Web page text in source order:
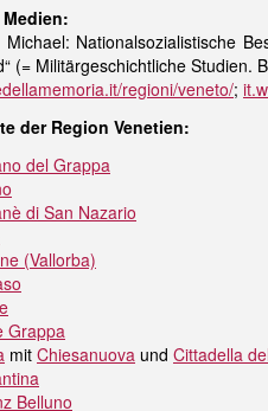
Michael: Nationalsozialistische
(= Militärgeschichtliche Studien.
regioni/veneto/;
der Region Venetien:
del Grappa
di San Nazario
(Vallorba)
Grappa
mit Chiesanuova und Cittadella
Belluno